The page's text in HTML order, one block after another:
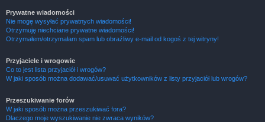
Prywatne wiadomości
Nie mogę wysyłać prywatnych wiadomości!
Otrzymuję niechciane prywatne wiadomości!
Otrzymałem/otrzymałam spam lub obraźliwy e-mail od kogoś z tej witryny!
Przyjaciele i wrogowie
Co to jest lista przyjaciół i wrogów?
W jaki sposób można dodawać/usuwać użytkowników z listy przyjaciół lub wrogów?
Przeszukiwanie forów
W jaki sposób można przeszukiwać fora?
Dlaczego moje wyszukiwanie nie zwraca wyników?